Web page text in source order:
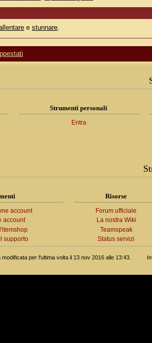
estunnare
Strumenti personali
Entra
account
account
supporto
Risorse
Forum ufficiale
La nostra Wiki
Teamspeak
Status servizi
per l'ultima volta il 13 nov 2016 alle 13:43.